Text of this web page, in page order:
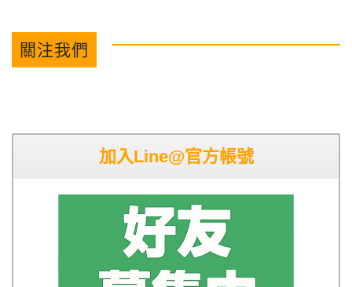
關注我們
加入Line@官方帳號